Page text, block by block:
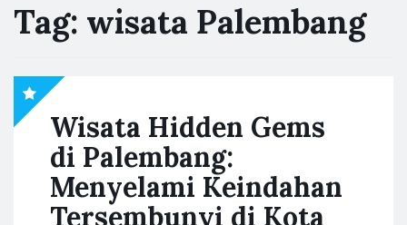
Tag: wisata Palembang
Wisata Hidden Gems
di Palembang:
Menyelami Keindahan
Tersembunyi di Kota